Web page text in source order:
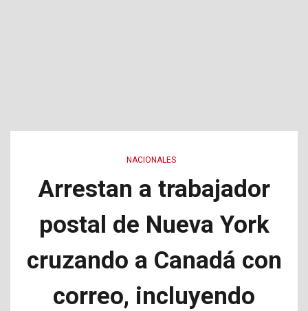
NACIONALES
Arrestan a trabajador
postal de Nueva York
cruzando a Canadá con
correo, incluyendo